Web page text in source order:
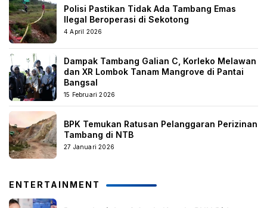
Polisi Pastikan Tidak Ada Tambang Emas
Ilegal Beroperasi di Sekotong
4 April 2026
Dampak Tambang Galian C, Korleko Melawan
dan XR Lombok Tanam Mangrove di Pantai
Bangsal
15 Februari 2026
BPK Temukan Ratusan Pelanggaran Perizinan
Tambang di NTB
27 Januari 2026
ENTERTAINMENT